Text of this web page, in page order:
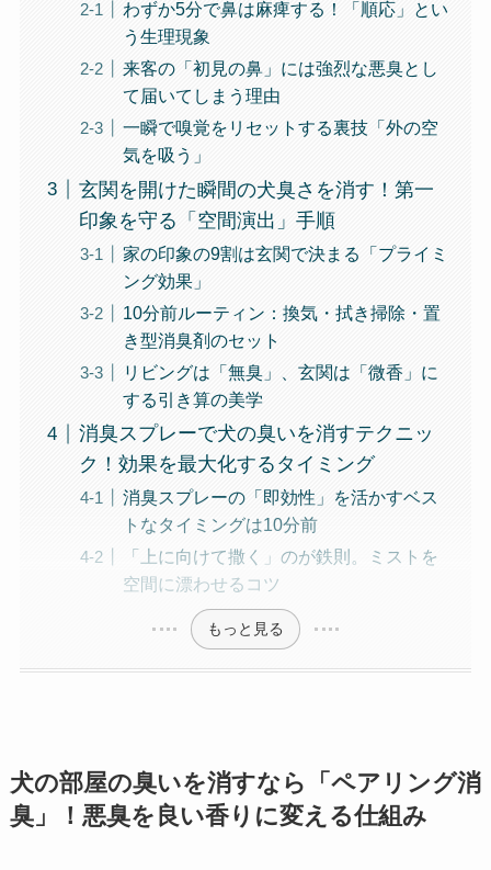
わずか5分で鼻は麻痺する！「順応」とい
う生理現象
来客の「初見の鼻」には強烈な悪臭とし
て届いてしまう理由
一瞬で嗅覚をリセットする裏技「外の空
気を吸う」
玄関を開けた瞬間の犬臭さを消す！第一
印象を守る「空間演出」手順
家の印象の9割は玄関で決まる「プライミ
ング効果」
10分前ルーティン：換気・拭き掃除・置
き型消臭剤のセット
リビングは「無臭」、玄関は「微香」に
する引き算の美学
消臭スプレーで犬の臭いを消すテクニッ
ク！効果を最大化するタイミング
消臭スプレーの「即効性」を活かすベス
トなタイミングは10分前
「上に向けて撒く」のが鉄則。ミストを
空間に漂わせるコツ
もっと見る
犬の部屋の臭いを消すなら「ペアリング消
臭」！悪臭を良い香りに変える仕組み